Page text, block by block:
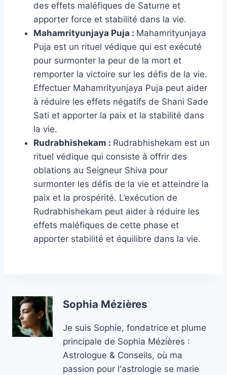
des effets maléfiques de Saturne et
apporter force et stabilité dans la vie.
Mahamrityunjaya Puja : Mahamrityunjaya
Puja est un rituel védique qui est exécuté
pour surmonter la peur de la mort et
remporter la victoire sur les défis de la vie.
Effectuer Mahamrityunjaya Puja peut aider
à réduire les effets négatifs de Shani Sade
Sati et apporter la paix et la stabilité dans
la vie.
Rudrabhishekam : Rudrabhishekam est un
rituel védique qui consiste à offrir des
oblations au Seigneur Shiva pour
surmonter les défis de la vie et atteindre la
paix et la prospérité. L’exécution de
Rudrabhishekam peut aider à réduire les
effets maléfiques de cette phase et
apporter stabilité et équilibre dans la vie.
Sophia Mézières
Je suis Sophie, fondatrice et plume
principale de Sophia Mézières :
Astrologue & Conseils, où ma
passion pour l'astrologie se marie